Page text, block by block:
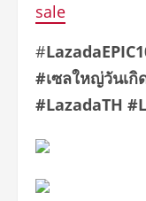
sale
#
#เซลใหญ่วันเกิ
#LazadaTH